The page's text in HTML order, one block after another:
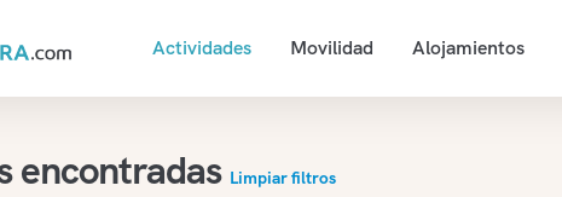
Actividades Movilidad Alojamientos
encontradas Limpiar filtros